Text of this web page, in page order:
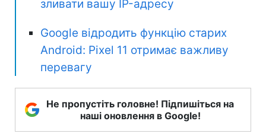
зливати вашу IP-адресу
Google відродить функцію старих
Android: Pixel 11 отримає важливу
перевагу
Не пропустіть головне! Підпишіться на
наші оновлення в Google!